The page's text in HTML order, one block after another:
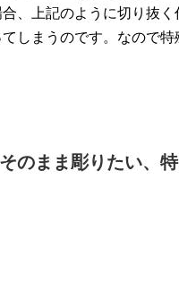
、上記のように切り抜く
しまうのです。なので
のまま彫りたい、